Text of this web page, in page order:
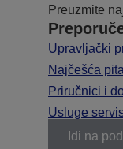
Preuzmite
Upravljački
Najčešća
Priručnici i
Usluge
Idi na